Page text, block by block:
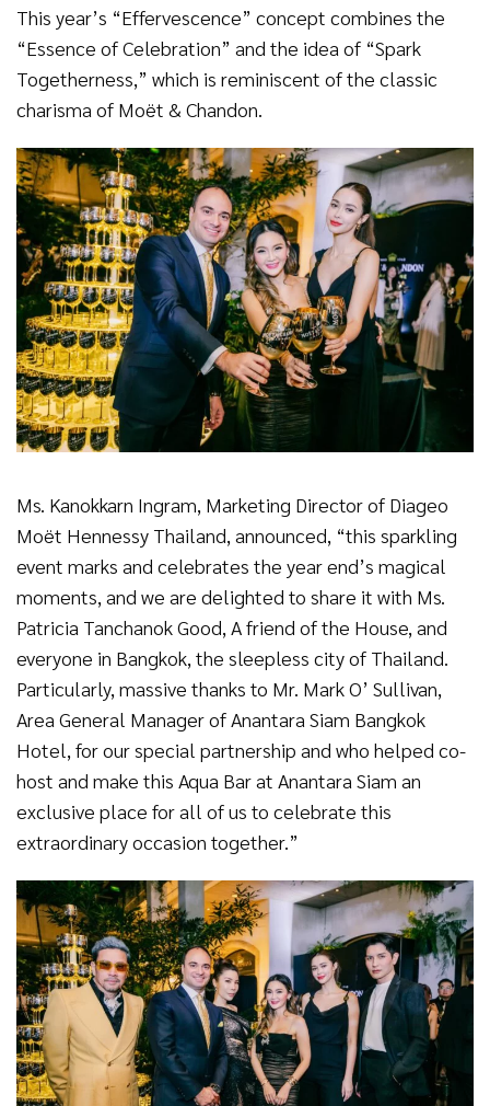
This year’s “Effervescence” concept combines the
“Essence of Celebration” and the idea of “Spark
Togetherness,” which is reminiscent of the classic
charisma of Moët & Chandon.
Ms. Kanokkarn Ingram, Marketing Director of Diageo
Moët Hennessy Thailand, announced, “this sparkling
event marks and celebrates the year end’s magical
moments, and we are delighted to share it with Ms.
Patricia Tanchanok Good, A friend of the House, and
everyone in Bangkok, the sleepless city of Thailand.
Particularly, massive thanks to Mr. Mark O’ Sullivan,
Area General Manager of Anantara Siam Bangkok
Hotel, for our special partnership and who helped co-
host and make this Aqua Bar at Anantara Siam an
exclusive place for all of us to celebrate this
extraordinary occasion together.”